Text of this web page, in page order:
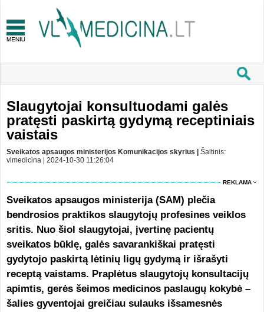
Slaugytojai konsultuodami galės
pratęsti paskirtą gydymą receptiniais
vaistais
Sveikatos apsaugos ministerijos Komunikacijos skyrius | Šaltinis:
vlmedicina | 2024-10-30 11:26:04
REKLAMA
Sveikatos apsaugos ministerija (SAM) plečia
bendrosios praktikos slaugytojų profesines veiklos
sritis. Nuo šiol slaugytojai, įvertinę pacientų
sveikatos būklę, galės savarankiškai pratęsti
gydytojo paskirtą lėtinių ligų gydymą ir išrašyti
receptą vaistams. Praplėtus slaugytojų konsultacijų
apimtis, gerės šeimos medicinos paslaugų kokybė –
šalies gyventojai greičiau sulauks išsamesnės